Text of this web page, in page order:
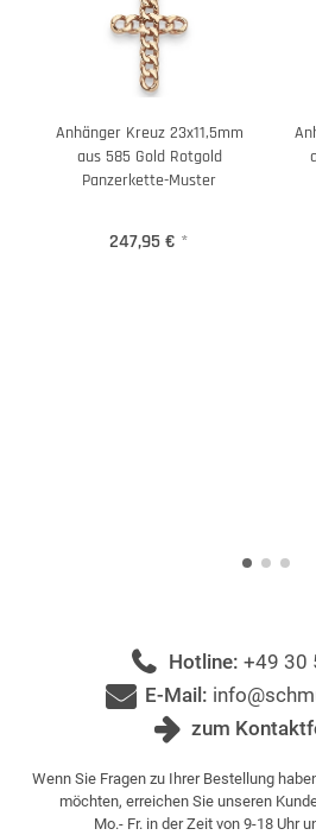
Anhänger Kreuz 23x11,5mm
aus 585 Gold Rotgold
Panzerkette-Muster
247,95 € *
Hotline: +49 30
E-Mail:
zum
Wenn Sie Fragen zu Ihrer Bestellung
möchten, erreichen Sie unseren
Mo.- Fr. in der Zeit von 9-18 Uhr